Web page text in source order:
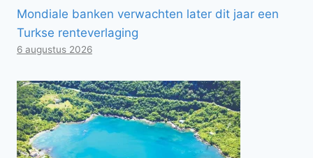
Mondiale banken verwachten later dit jaar een
Turkse renteverlaging
6 augustus 2026